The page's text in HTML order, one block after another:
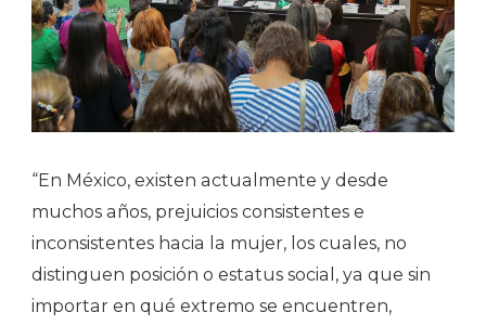
“En México, existen actualmente y desde
muchos años, prejuicios consistentes e
inconsistentes hacia la mujer, los cuales, no
distinguen posición o estatus social, ya que sin
importar en qué extremo se encuentren,